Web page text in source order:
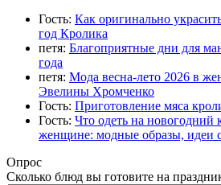
Гость: Как оригинально
год Кролика
петя: Благоприятные дни для
года
петя: Мода весна-лето 2026 в
Эвелины Хромченко
Гость: Приготовление мяса
Гость: Что одеть на новогодний
женщине: модные образы, идеи
Опрос
Сколько блюд вы готовите на